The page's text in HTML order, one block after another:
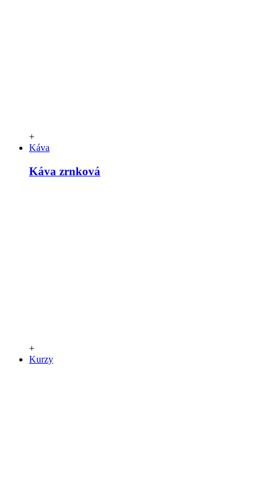
+
Káva
Káva zrnková
+
Kurzy